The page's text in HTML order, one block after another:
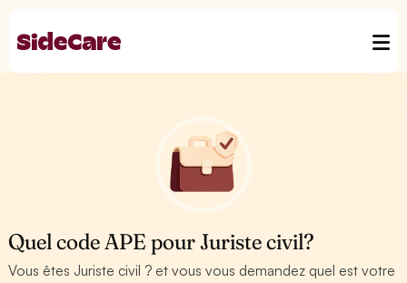
Quel code APE pour Juriste civil?
Vous êtes Juriste civil ? et vous vous demandez quel est votre